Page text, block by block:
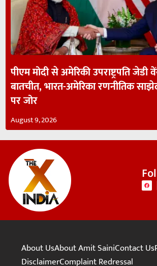
पीएम मोदी से अमेरिकी उपराष्ट्रपति
बातचीत, भारत-अमेरिका रणनीतिक
पर जोर
August 9, 2026
About UsAbout Amit SainiContact Us
DisclaimerComplaint Redressal